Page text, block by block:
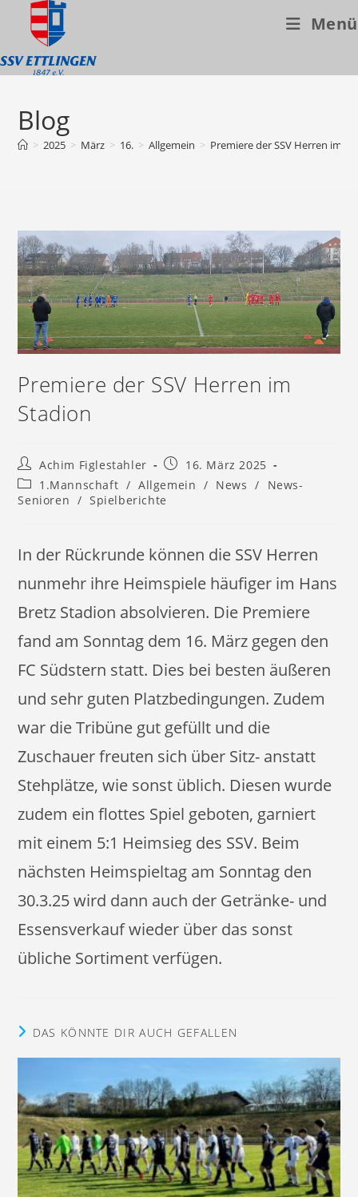
springen
Menü
Blog
> 2025 > März > 16. > Allgemein > Premiere der SSV Herren im
Premiere der SSV Herren im
Stadion
Beitrags-
Autor:
Achim Figlestahler
Beitrag
veröffentlicht:
16. März 2025
Beitrags-
Kategorie:
1.Mannschaft / Allgemein / News /
News-
Senioren / Spielberichte
In der Rückrunde können die SSV Herren
nunmehr ihre Heimspiele häufiger im Hans
Bretz Stadion absolvieren. Die Premiere
fand am Sonntag dem 16. März gegen den
FC Südstern statt. Dies bei besten äußeren
und sehr guten Platzbedingungen. Zudem
war die Tribüne gut gefüllt und die
Zuschauer freuten sich über Sitz- anstatt
Stehplätze, wie sonst üblich. Diesen wurde
zudem ein flottes Spiel geboten, garniert
mit einem 5:1 Heimsieg des SSV. Beim
nächsten Heimspieltag am Sonntag den
30.3.25 wird dann auch der Getränke- und
Essensverkauf wieder über das sonst
übliche Sortiment verfügen.
DAS KÖNNTE DIR AUCH GEFALLEN